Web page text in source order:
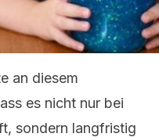
an diesem
es nicht nur bei
sondern langfristig